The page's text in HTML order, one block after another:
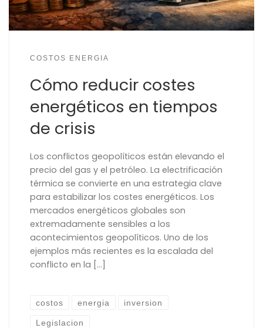
COSTOS ENERGIA
Cómo reducir costes
energéticos en tiempos
de crisis
Los conflictos geopolíticos están elevando el
precio del gas y el petróleo. La electrificación
térmica se convierte en una estrategia clave
para estabilizar los costes energéticos. Los
mercados energéticos globales son
extremadamente sensibles a los
acontecimientos geopolíticos. Uno de los
ejemplos más recientes es la escalada del
conflicto en la […]
costos energia inversion
Legislacion